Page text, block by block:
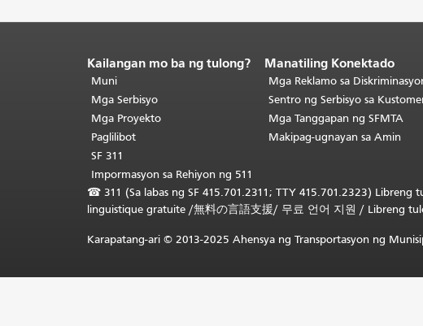
Katapusan
ng
nilalaman
ng
pahina.Ang
natitirang
pahinang
ito
ay
Kailangan mo ba ng tulong?
Muni
Mga Serbisyo
Mga Proyekto
Paglilibot
SF 311
Impormasyon sa Rehiyon ng 511
Manatiling Konektado
Mga Reklamo sa
Sentro ng Serbisyo sa
Mga Tanggapan ng SFMTA
Makipag-ugnayan sa Amin
☎ 311 (Sa labas ng SF 415.701.2311; TTY 415.701.2323) Libreng
linguistique gratuite /無料の言語支援/ 무료 언어 지원 / Libreng
Karapatang-ari © 2013-2025 Ahensya ng Transportasyon ng